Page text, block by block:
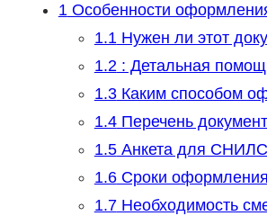
1Особенности
1.1Нужен ли этот
1.2: Детальная
1.3Каким способом
1.4Перечень
1.5Анкета для СНИЛС
1.6Сроки оформления
1.7Необходимость